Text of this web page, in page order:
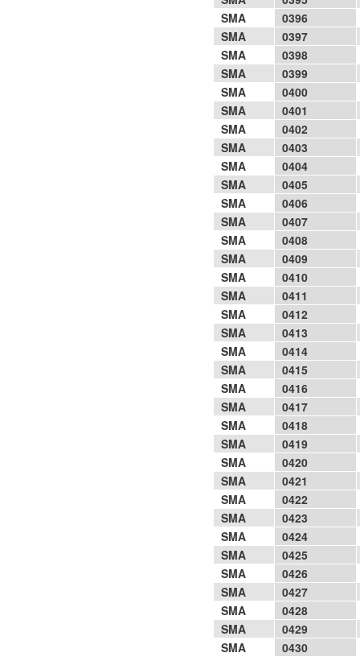
SMA
0396
SMA
0397
SMA
0398
SMA
0399
SMA
0400
SMA
0401
SMA
0402
SMA
0403
SMA
0404
SMA
0405
SMA
0406
SMA
0407
SMA
0408
SMA
0409
SMA
0410
SMA
0411
SMA
0412
SMA
0413
SMA
0414
SMA
0415
SMA
0416
SMA
0417
SMA
0418
SMA
0419
SMA
0420
SMA
0421
SMA
0422
SMA
0423
SMA
0424
SMA
0425
SMA
0426
SMA
0427
SMA
0428
SMA
0429
SMA
0430